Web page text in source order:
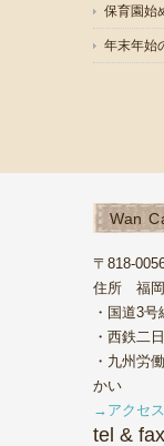
保育園始
年末年始
Wan
〒818-
住所 福岡
・国道3
・西鉄二
・九州労
かい
→アクセ
tel &